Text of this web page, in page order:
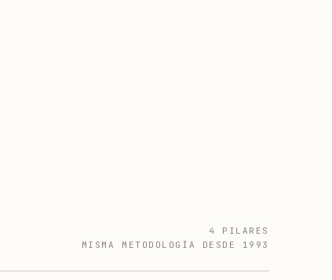
4 PILARES
MISMA METODOLOGÍA DESDE 1993